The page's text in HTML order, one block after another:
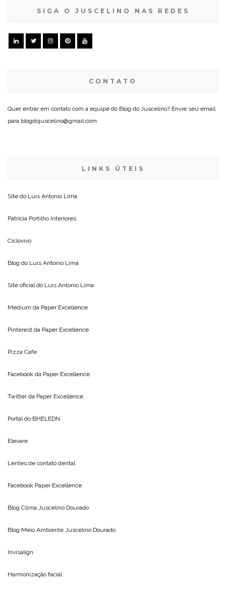
SIGA O JUSCELINO NAS REDES
CONTATO
Quer entrar em contato com a equipe do Blog do Juscelino? Envie seu email
para blogdojuscelino@gmail.com
LINKS ÚTEIS
Site do Luis Antonio Lima
Patricia Portilho Interiores
Ciclovivo
Blog do Luis Antonio Lima
Site oficial do Luis Antonio Lima
Medium da Paper Excellence
Pinterest da Paper Excellence
Pizza Cafe
Facebook da Paper Excellence
Twitter da Paper Excellence
Portal do BHELEDN
Elevare
Lentes de contato dental
Facebook Paper Excellence
Blog Clima Juscelino Dourado
Blog Meio Ambiente Juscelino Dourado
Invisalign
Harmonização facial